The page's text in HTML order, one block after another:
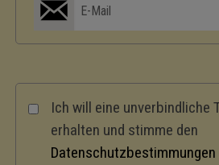
Ich will eine unverbindliche
erhalten und stimme den
Datenschutzbestimmungen